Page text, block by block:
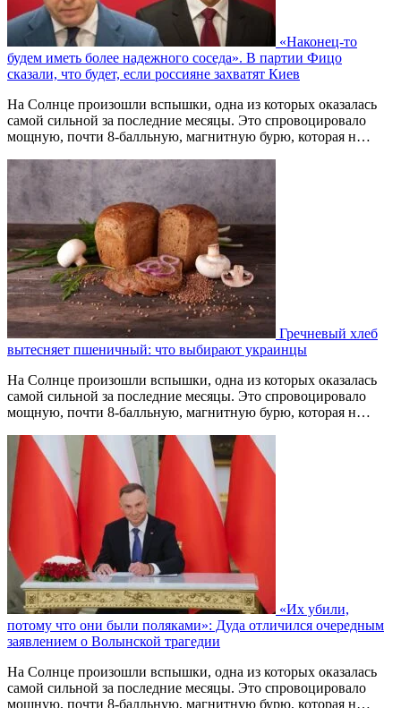
«Наконец-то
будем иметь более надежного соседа». В партии Фицо
сказали, что будет, если россияне захватят Киев
На Солнце произошли вспышки, одна из которых оказалась
самой сильной за последние месяцы. Это спровоцировало
мощную, почти 8-балльную, магнитную бурю, которая н…
Гречневый хлеб
вытесняет пшеничный: что выбирают украинцы
На Солнце произошли вспышки, одна из которых оказалась
самой сильной за последние месяцы. Это спровоцировало
мощную, почти 8-балльную, магнитную бурю, которая н…
«Их убили,
потому что они были поляками»: Дуда отличился очередным
заявлением о Волынской трагедии
На Солнце произошли вспышки, одна из которых оказалась
самой сильной за последние месяцы. Это спровоцировало
мощную, почти 8-балльную, магнитную бурю, которая н…